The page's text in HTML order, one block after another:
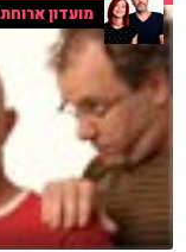
מועדון